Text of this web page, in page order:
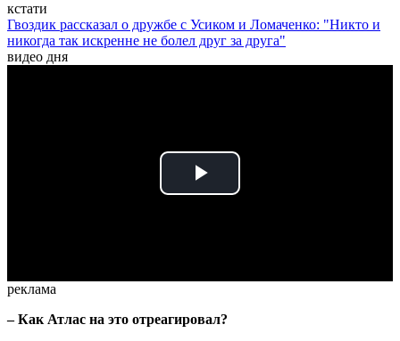
кстати
Гвоздик рассказал о дружбе с Усиком и Ломаченко: "Никто и
никогда так искренне не болел друг за друга"
видео дня
Play
реклама
– Как Атлас на это отреагировал?